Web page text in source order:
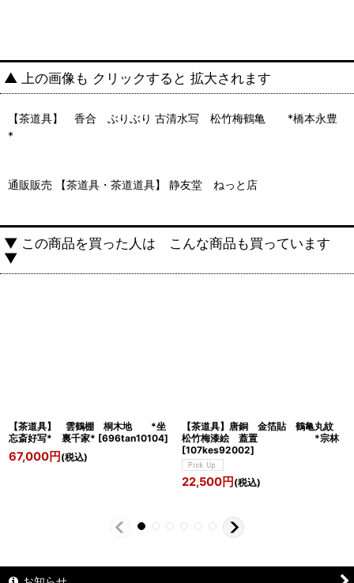
▲ 上の画像も クリックすると 拡大されます
【茶道具】 香合 ぶりぶり 古清水写 松竹梅鶴亀 *橋本永豊
*
通販販売 【茶道具・茶道道具】 静友堂 ねっと店
▼ この商品を買った人は こんな商品も買っています
▼
【茶道具】 雲鶴棚 桐木地 *坐
忘斎好写* 裏千家* [696tan10104]
67,000円 (税込)
【茶道具】唐銅 金箔貼 鶴亀丸紋
松竹梅漆絵 蓋置 *宗林
[107kes92002]
22,500円 (税込)